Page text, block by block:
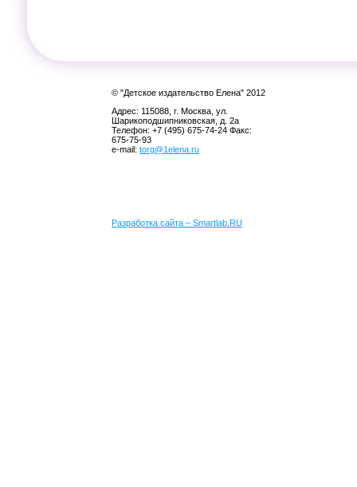
© "Детское издательство Елена" 2012
Адрес: 115088, г. Москва, ул.
Шарикоподшипниковская, д. 2а
Телефон: +7 (495) 675-74-24 Факс:
675-75-93
e-mail: torg@1elena.ru
Разработка сайта – Smartlab.RU